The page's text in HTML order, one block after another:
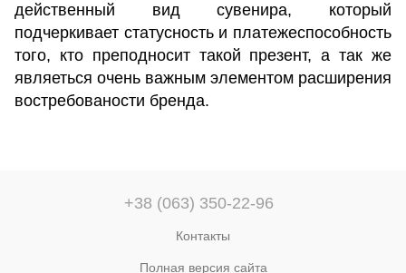
действенный вид сувенира, который
подчеркивает статусность и платежеспособность
того, кто преподносит такой презент, а так же
являеться очень важным элементом расширения
востребованости бренда.
+38 (063) 350-22-96
Контакты
Полная версия сайта